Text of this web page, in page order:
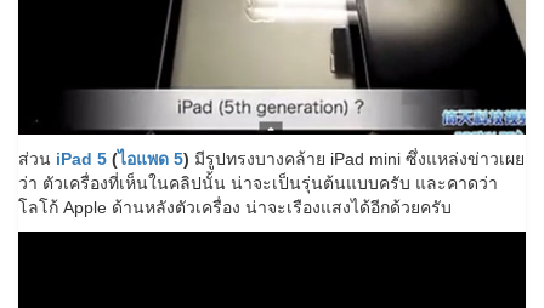
ส่วน iPad 5 (ไอแพด 5) มีรูปทรงบางคล้าย iPad mini ซึ่งแหล่งข่าวเผย
ว่า ตัวเครื่องที่เห็นในคลิปนั้น น่าจะเป็นรุ่นต้นแบบครับ และคาดว่า
โลโก้ Apple ด้านหลังตัวเครื่อง น่าจะเรืองแสงได้อีกด้วยครับ